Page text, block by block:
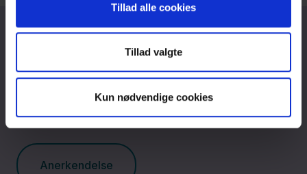
Tillad alle cookies
Tillad valgte
Kun nødvendige cookies
Om afdelingen
Anerkendelse